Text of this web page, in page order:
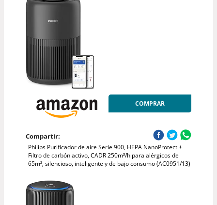
COMPRAR
Compartir:
Philips Purificador de aire Serie 900, HEPA NanoProtect +
Filtro de carbón activo, CADR 250m³/h para alérgicos de
65m², silencioso, inteligente y de bajo consumo (AC0951/13)